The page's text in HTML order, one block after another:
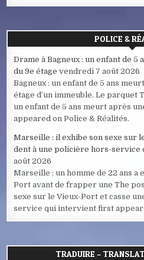
POLICE &
Drame à Bagneux : un enfant de 5
du 9e étage vendredi 7 août 2026
Bagneux : un enfant de 5 ans
étage d’un immeuble. Le parquet
un enfant de 5 ans meurt après
appeared on Police & Réalités.
Marseille : il exhibe son sexe sur
dent à une policière hors-
août 2026
Marseille : un homme de 22 ans a
Port avant de frapper une The
sexe sur le Vieux-Port et casse
service qui intervient first
TRADUIRE –